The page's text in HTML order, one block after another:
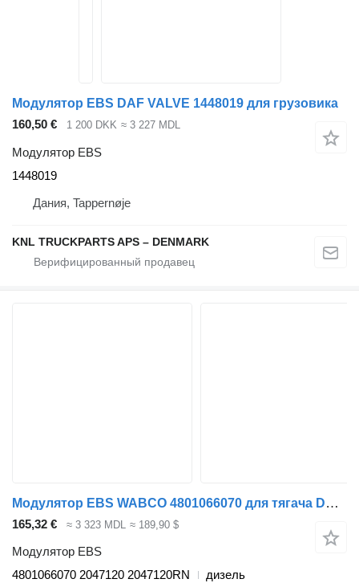
Модулятор EBS DAF VALVE 1448019 для грузовика
160,50 €
1 200 DKK ≈ 3 227 MDL
Модулятор EBS
1448019
Дания, Tappernøje
KNL TRUCKPARTS APS – DENMARK
Модулятор EBS WABCO 4801066070 для тягача DAF XF106 (2014-)
165,32 € ≈ 3 323 MDL ≈ 189,90 $
Модулятор EBS
4801066070 2047120 2047120RN
дизель